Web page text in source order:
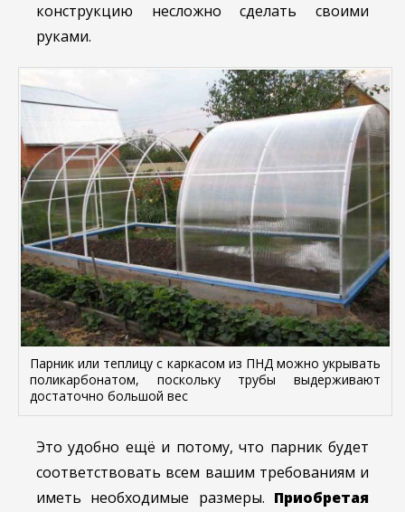
конструкцию несложно сделать своими
руками.
Парник или теплицу с каркасом из ПНД можно укрывать
поликарбонатом, поскольку трубы выдерживают
достаточно большой вес
Это удобно ещё и потому, что парник будет
соответствовать всем вашим требованиям и
иметь необходимые размеры. Приобретая